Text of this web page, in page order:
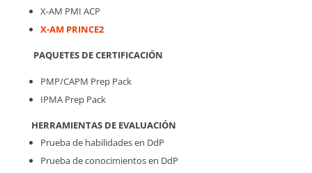
X-AM PMI ACP
X-AM PRINCE2
PAQUETES DE CERTIFICACIÓN
PMP/CAPM Prep Pack
IPMA Prep Pack
HERRAMIENTAS DE EVALUACIÓN
Prueba de habilidades en DdP
Prueba de conocimientos en DdP